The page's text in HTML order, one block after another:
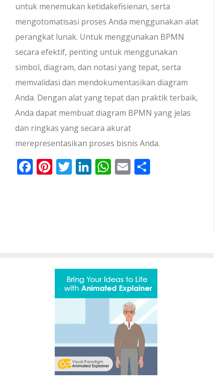
untuk menemukan ketidakefisienan, serta
mengotomatisasi proses Anda menggunakan alat
perangkat lunak. Untuk menggunakan BPMN
secara efektif, penting untuk menggunakan
simbol, diagram, dan notasi yang tepat, serta
memvalidasi dan mendokumentasikan diagram
Anda. Dengan alat yang tepat dan praktik terbaik,
Anda dapat membuat diagram BPMN yang jelas
dan ringkas yang secara akurat
merepresentasikan proses bisnis Anda.
Facebook
Pinterest
Twitter
LinkedIn
WhatsApp
Email